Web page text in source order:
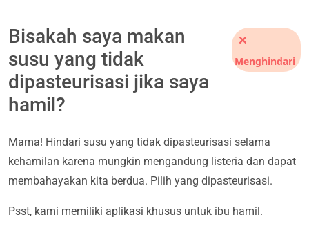
Bisakah saya makan
susu yang tidak
dipasteurisasi jika saya
hamil?
Menghindari
Mama! Hindari susu yang tidak dipasteurisasi selama
kehamilan karena mungkin mengandung listeria dan dapat
membahayakan kita berdua. Pilih yang dipasteurisasi.
Psst, kami memiliki aplikasi khusus untuk ibu hamil.